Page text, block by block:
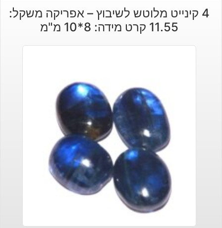
4 קינייט מלוטש לשיבוץ – אפריקה משקל:
11.55 קרט מידה: 8*10 מ"מ